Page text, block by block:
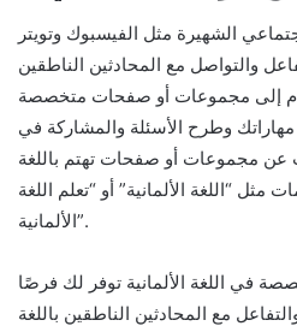
الشهيرة مثل الفيسبوك وتويتر
والتواصل مع المحادثين الناطقين
إلى مجموعات أو صفحات متخصصة
مهاراتك وطرح الأسئلة والمشاركة في
عن مجموعات أو صفحات تهتم باللغة
مثل “اللغة الألمانية” أو “تعلم اللغة
الألمانية”.
في اللغة الألمانية توفر لك فرصًا
مع المحادثين الناطقين باللغة